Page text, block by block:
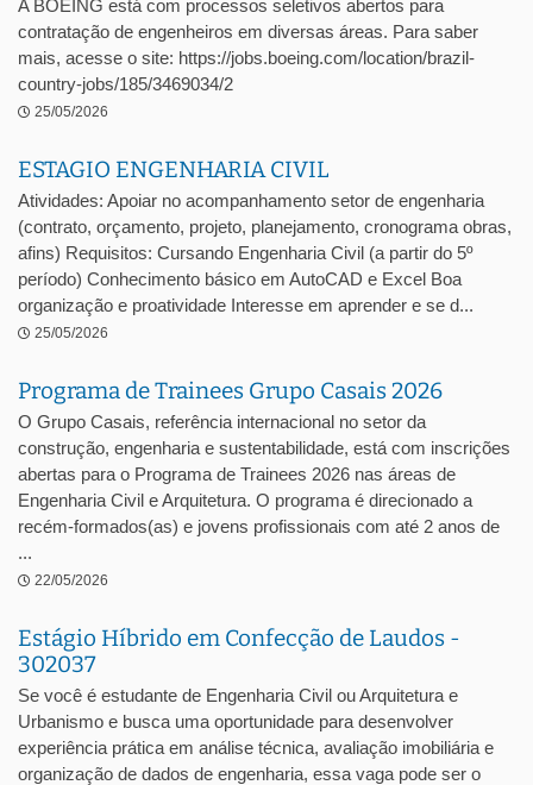
A BOEING está com processos seletivos abertos para
contratação de engenheiros em diversas áreas. Para saber
mais, acesse o site: https://jobs.boeing.com/location/brazil-
country-jobs/185/3469034/2
25/05/2026
ESTAGIO ENGENHARIA CIVIL
Atividades: Apoiar no acompanhamento setor de engenharia
(contrato, orçamento, projeto, planejamento, cronograma obras,
afins) Requisitos: Cursando Engenharia Civil (a partir do 5º
período) Conhecimento básico em AutoCAD e Excel Boa
organização e proatividade Interesse em aprender e se d...
25/05/2026
Programa de Trainees Grupo Casais 2026
O Grupo Casais, referência internacional no setor da
construção, engenharia e sustentabilidade, está com inscrições
abertas para o Programa de Trainees 2026 nas áreas de
Engenharia Civil e Arquitetura. O programa é direcionado a
recém-formados(as) e jovens profissionais com até 2 anos de
...
22/05/2026
Estágio Híbrido em Confecção de Laudos -
302037
Se você é estudante de Engenharia Civil ou Arquitetura e
Urbanismo e busca uma oportunidade para desenvolver
experiência prática em análise técnica, avaliação imobiliária e
organização de dados de engenharia, essa vaga pode ser o